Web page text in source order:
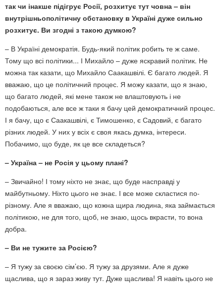
так чи інакше підігрує Росії, розхитує тут човна – він
внутрішньополітичну обстановку в Україні дуже сильно
розхитує. Ви згодні з такою думкою?
– В Україні демократія. Будь-який політик робить те ж саме.
Тому що всі політики... І Михайло – дуже яскравий політик. Не
можна так казати, що Михайло Саакашвілі. Є багато людей. Я
вважаю, що це політичний процес. Я можу казати, що я знаю,
що багато людей, які мене також не влаштовують і не
подобаються, але все ж таки я бачу цей демократичний процес.
І я бачу, що є Саакашвілі, є Тимошенко, є Садовий, є багато
різних людей. У них у всіх є своя якась думка, інтереси.
Побачимо, що буде, як це все складеться?
– Україна – не Росія у цьому плані?
– Звичайно! І тому ніхто не знає, що буде насправді у
майбутньому. Ніхто цього не знає. І все може скластися по-
різному. Але я вважаю, що кожна щира людина, яка займається
політикою, не для того, щоб, не знаю, щось вкрасти, то вона
добра.
– Ви не тужите за Росією?
– Я тужу за своєю сім’єю. Я тужу за друзями. Але я дуже
щаслива, що я зараз живу тут. Дуже щаслива! Я навіть цього не